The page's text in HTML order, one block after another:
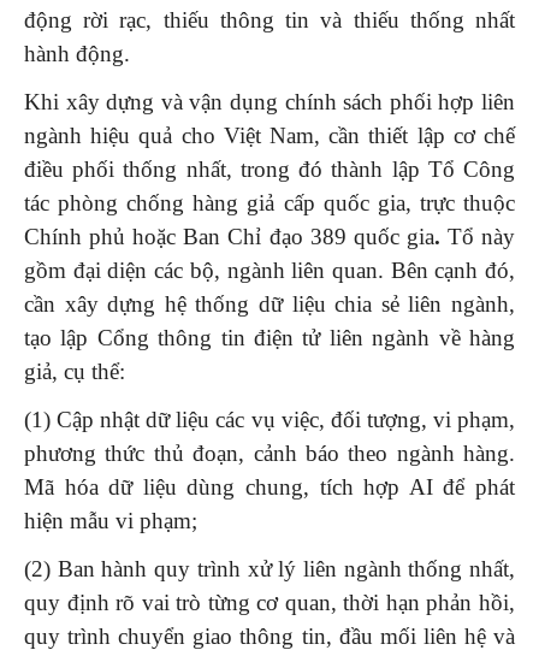
động rời rạc, thiếu thông tin và thiếu thống nhất
hành động.
Khi xây dựng và vận dụng chính sách phối hợp liên
ngành hiệu quả cho Việt Nam, cần thiết lập cơ chế
điều phối thống nhất, trong đó thành lập Tổ Công
tác phòng chống hàng giả cấp quốc gia, trực thuộc
Chính phủ hoặc Ban Chỉ đạo 389 quốc gia. Tổ này
gồm đại diện các bộ, ngành liên quan. Bên cạnh đó,
cần xây dựng hệ thống dữ liệu chia sẻ liên ngành,
tạo lập Cổng thông tin điện tử liên ngành về hàng
giả, cụ thể:
(1) Cập nhật dữ liệu các vụ việc, đối tượng, vi phạm,
phương thức thủ đoạn, cảnh báo theo ngành hàng.
Mã hóa dữ liệu dùng chung, tích hợp AI để phát
hiện mẫu vi phạm;
(2) Ban hành quy trình xử lý liên ngành thống nhất,
quy định rõ vai trò từng cơ quan, thời hạn phản hồi,
quy trình chuyển giao thông tin, đầu mối liên hệ và